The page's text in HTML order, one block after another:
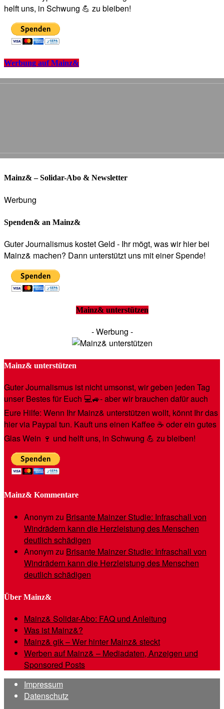
helft uns, in Schwung 💪 zu bleiben!
Werbung auf Mainz&
Mainz& – Solidar-Abo & Newsletter
Werbung
Spenden& an Mainz&
Guter Journalismus kostet Geld - Ihr mögt, was wir hier bei
Mainz& machen? Dann unterstützt uns mit einer Spende!
Mainz& unterstützen
- Werbung -
Mainz& unterstützen
Guter Journalismus ist nicht umsonst, wir geben jeden Tag
unser Bestes für Euch 💻🚙- aber wir brauchen dafür auch
Eure Hilfe: Wenn Ihr Mainz& unterstützen wollt, könnt Ihr das
hier via Paypal tun. Kauft uns einen Kaffee ☕️ oder ein gutes
Glas Wein 🍷 und helft uns, in Schwung 💪 zu bleiben!
Mainz& Kommentare
Anonymzu Brisante Mainzer Studie: Infraschall von
Windrädern kann die Herzleistung des Menschen
deutlich schädigen
Anonymzu Brisante Mainzer Studie: Infraschall von
Windrädern kann die Herzleistung des Menschen
deutlich schädigen
Über Mainz&
Mainz& Solidar-Abo: FAQ und Anleitung
Was ist Mainz&?
Mainz& gik – Wer hinter Mainz& steckt
Werben auf Mainz& – Mediadaten, Anzeigen und
Sponsored Posts
Impressum
Datenschutz